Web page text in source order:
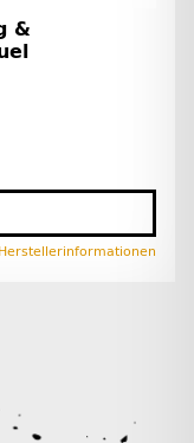
&
Herstellerinformationen